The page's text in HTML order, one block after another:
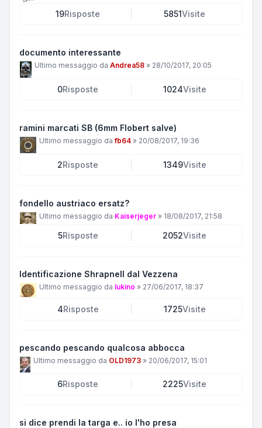
19Risposte 5851Visite
documento interessante
Ultimo messaggio da Andrea58 » 28/10/2017, 20:05
0Risposte 1024Visite
ramini marcati SB (6mm Flobert salve)
Ultimo messaggio dafb64 » 20/08/2017, 19:36
2Risposte 1349Visite
fondello austriaco ersatz?
Ultimo messaggio da Kaiserjeger » 18/08/2017, 21:58
5Risposte 2052Visite
Identificazione Shrapnell dal Vezzena
Ultimo messaggio da lukino » 27/06/2017, 18:37
4Risposte 1725Visite
pescando pescando qualcosa abbocca
Ultimo messaggio da OLD1973 » 20/06/2017, 15:01
6Risposte 2225Visite
si dice prendi la targa e.. io l'ho presa